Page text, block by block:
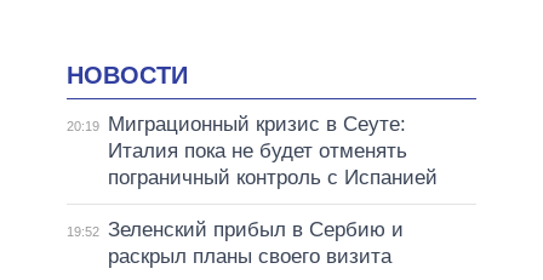
НОВОСТИ
20:19
Миграционный кризис в Сеуте:
Италия пока не будет отменять
пограничный контроль с Испанией
19:52 Зеленский прибыл в Сербию и
раскрыл планы своего визита